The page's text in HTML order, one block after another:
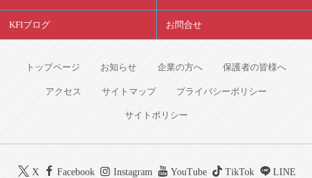
KFIブログ お問合せ
トップページ お知らせ 企業の方へ 保護者の皆様へ
アクセス サイトマップ プライバシーポリシー
サイトポリシー
X Facebook Instagram YouTube TikTok
LINE